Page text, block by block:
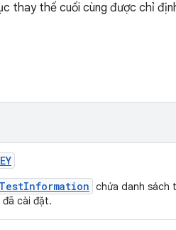
thay thế cuối cùng được chỉ
TestInformation chứa danh sách
cài đặt.